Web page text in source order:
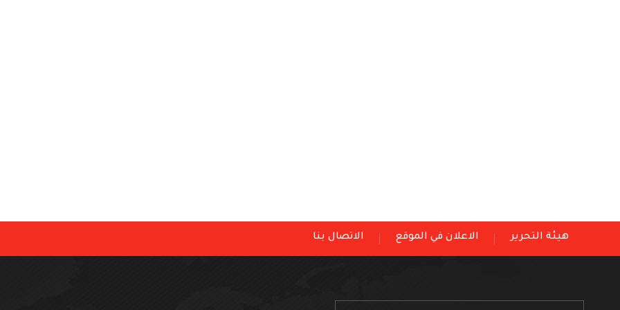
هيئة التحرير الاعلان في الموقع الاتصال بنا